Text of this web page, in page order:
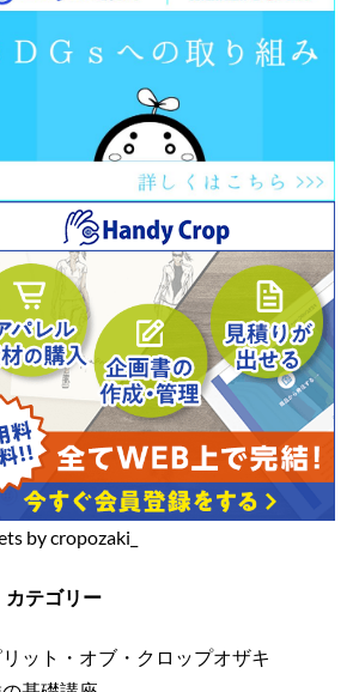
by cropozaki_
カテゴリー
ット・オブ・クロップオザキ